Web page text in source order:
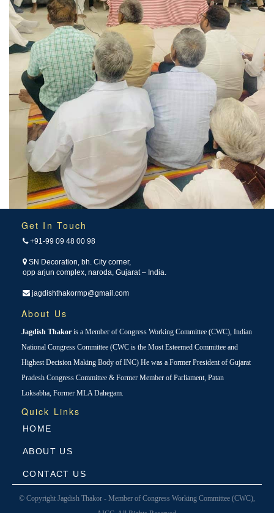
Get In Touch
+91-99 09 48 00 98
SN Decoration, bh. City corner,
opp arjun complex, naroda, Gujarat – India.
jagdishthakormp@gmail.com
About Us
Jagdish Thakor is a Member of Congress Working Committee (CWC), Indian
National Congress Committee (CWC is the Most Esteemed Committee and
Highest Decision Making Body of INC) He was a Former President of Gujarat
Pradesh Congress Committee & Former Member of Parliament, Patan
Loksabha, Former MLA Dahegam.
Quick Links
HOME
ABOUT US
CONTACT US
© Copyright Jagdish Thakor - Member of Congress Working Committee (CWC),